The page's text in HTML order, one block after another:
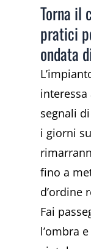
Torna il
pratici
ondata
segnali
i giorni
fino a
d’ordine
Fai
l’ombra